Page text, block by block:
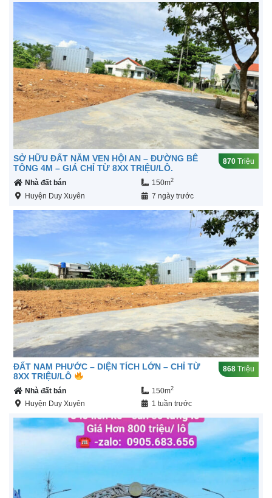
SỞ HỮU ĐẤT NẰM VEN HỘI AN – ĐƯỜNG BÊ
TÔNG 4M – GIÁ CHỈ TỪ 8XX TRIỆU/LÔ.
870 Triệu
Nhà đất bán 150m2
Huyện Duy Xuyên 7 ngày trước
ĐẤT NAM PHƯỚC – DIỆN TÍCH LỚN – CHỈ TỪ
8XX TRIỆU/LÔ
868 Triệu
Nhà đất bán 150m2
Huyện Duy Xuyên 1 tuần trước